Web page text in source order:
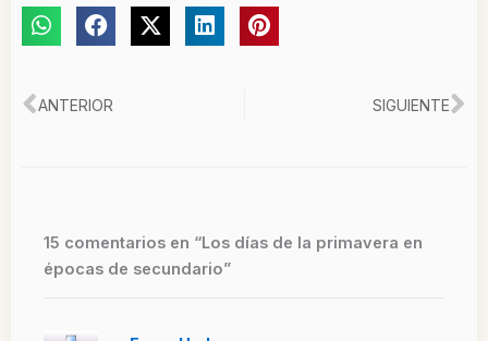
Ant
ANTERIOR SIGUIENTE
15 comentarios en “Los días de la primavera en
épocas de secundario”